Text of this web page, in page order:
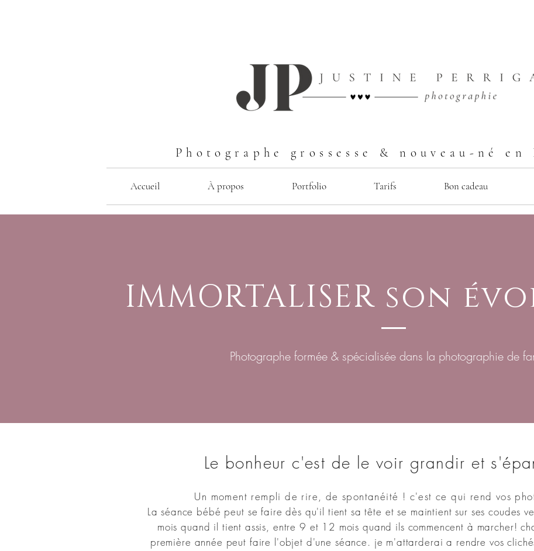
Photographe grossesse & nouveau-né en
Accueil À propos Portfolio Tarifs Bon cadeau
IMMORTALISER son
Photographe formée & spécialisée dans la photographie de
Le bonheur c'est de le voir grandir et
Un moment rempli de rire, de spontanéité ! c'est ce qui rend vos
La séance bébé peut se faire dès qu'il tient sa tête et se maintient sur ses coudes
mois quand il tient assis, entre 9 et 12 mois quand ils commencent à marcher!
première année peut faire l'objet d'une séance. je m'attarderai a rendre vos